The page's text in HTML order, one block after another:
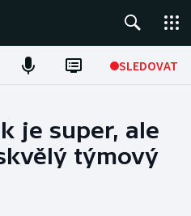
SLEDOVAT
je super, ale
týmový